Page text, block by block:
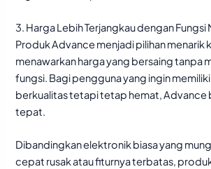
3. Harga Lebih Terjangkau dengan Fungsi
Produk Advance menjadi pilihan menarik
menawarkan harga yang bersaing tanpa
fungsi. Bagi pengguna yang ingin
berkualitas tetapi tetap hemat,Advance
tepat.
Dibandingkan elektronik biasa yang
cepat rusak atau fiturnya terbatas,